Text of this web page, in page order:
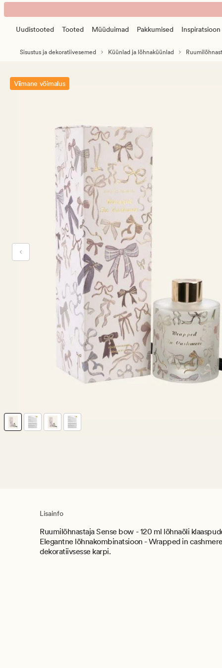
Sense
bows
kodulõhn
banner.
PressUudistooted Tooted Müüduimad Pakkumised Inspiratsioon
Sisustus ja dekoratiivesemed Küünlad ja lõhnaküünlad
Viimane võimalus
Lisainfo
Ruumilõhnastaja Sense bow - 120 ml lõhnaõli
Elegantne lõhnakombinatsioon - Wrapped in
dekoratiivsesse karpi.